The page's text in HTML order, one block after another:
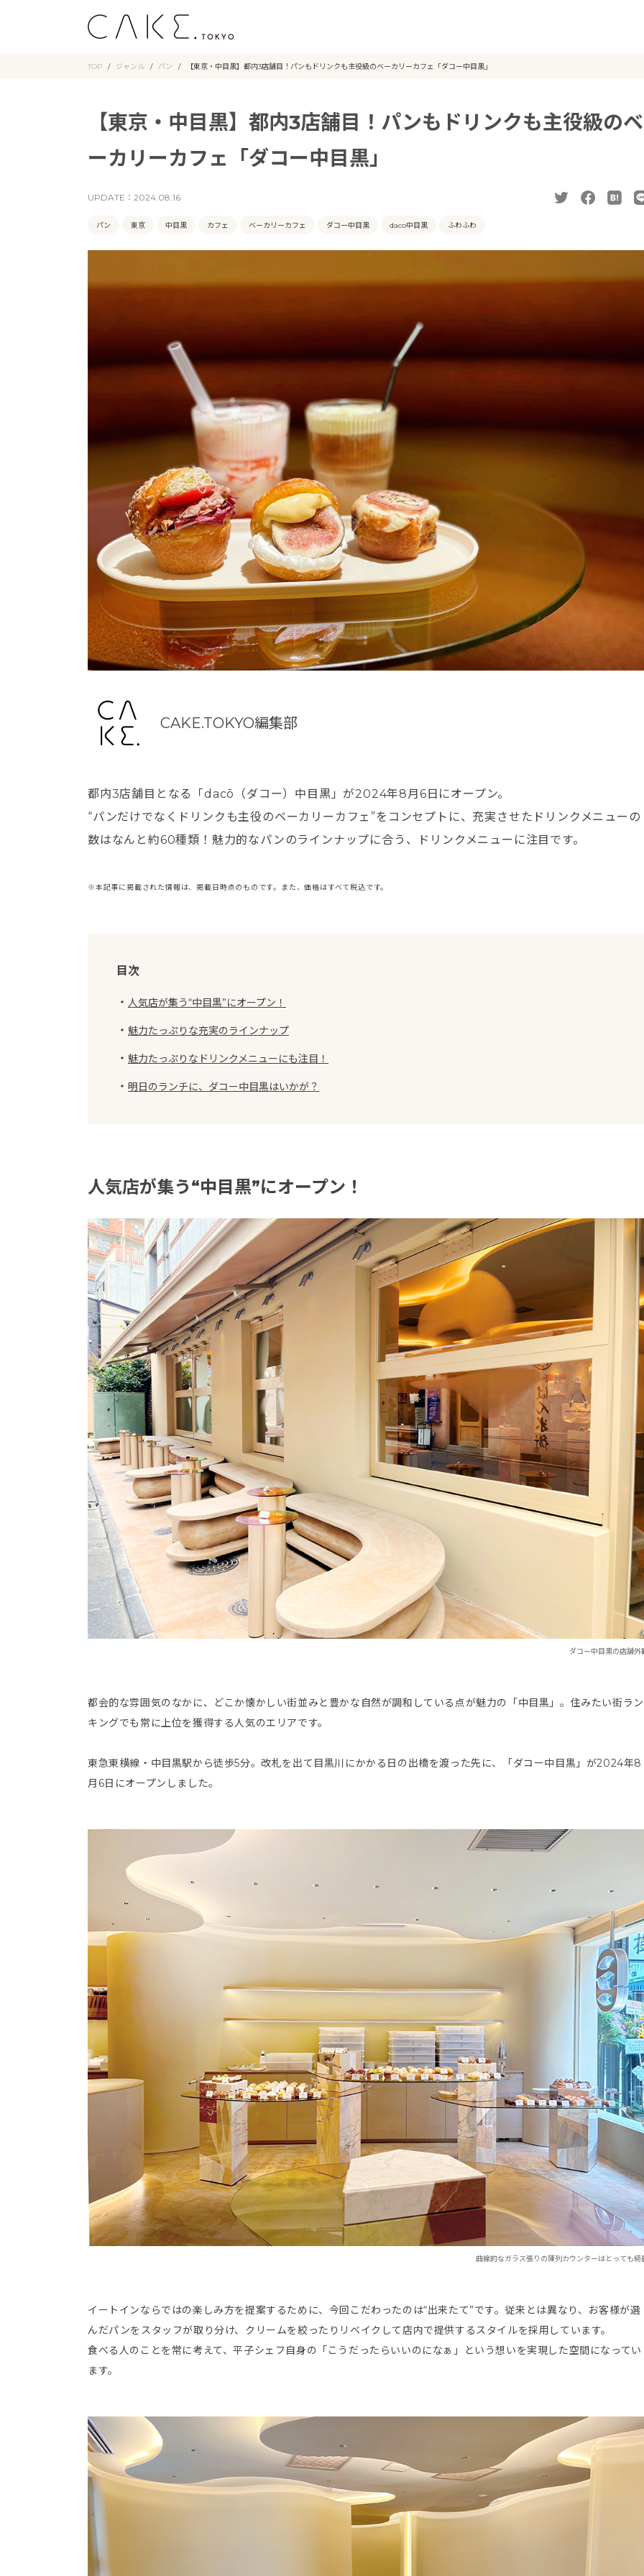
TOP ジャンル パン 【東京・中目黒】都内3店舗目！パンもドリンクも主役級のベーカリーカフェ「ダコー中目黒」
【東京・中目黒】都内3店舗目！パンもドリンクも主役級のベ
ーカリーカフェ「ダコー中目黒」
UPDATE： 2024.08.16
パン 東京 中目黒 カフェ ベーカリーカフェ ダコー中目黒 daco中目黒 ふわふわ
CAKE.TOKYO編集部
都内3店舗目となる「dacō（ダコー）中目黒」が2024年8月6日にオープン。
“パンだけでなくドリンクも主役のベーカリーカフェ”をコンセプトに、充実させたドリンクメニューの
数はなんと約60種類！魅力的なパンのラインナップに合う、ドリンクメニューに注目です。
※本記事に掲載された情報は、掲載日時点のものです。また、価格はすべて税込です。
目次
・ 人気店が集う“中目黒”にオープン！
・ 魅力たっぷりな充実のラインナップ
・ 魅力たっぷりなドリンクメニューにも注目！
・ 明日のランチに、ダコー中目黒はいかが？
人気店が集う“中目黒”にオープン！
ダコー中目黒の店舗外
都会的な雰囲気のなかに、どこか懐かしい街並みと豊かな自然が調和している点が魅力の「中目黒」。住みたい街ラン
キングでも常に上位を獲得する人気のエリアです。
東急東横線・中目黒駅から徒歩5分。改札を出て目黒川にかかる日の出橋を渡った先に、「ダコー中目黒」が2024年8
月6日にオープンしました。
曲線的なガラス張りの陳列カウンターはとっても綺
イートインならではの楽しみ方を提案するために、今回こだわったのは“出来たて”です。従来とは異なり、お客様が選
んだパンをスタッフが取り分け、クリームを絞ったりリベイクして店内で提供するスタイルを採用しています。
食べる人のことを常に考えて、平子シェフ自身の「こうだったらいいのになぁ」という想いを実現した空間になってい
ます。